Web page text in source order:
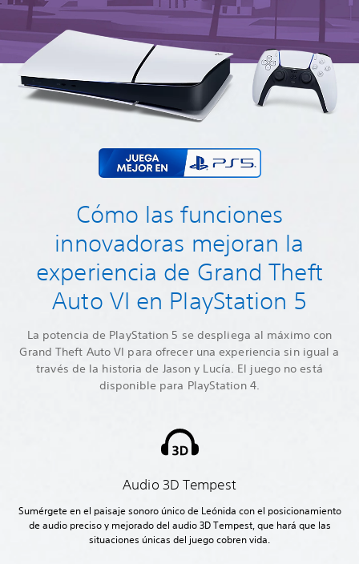
Cómo las funciones
innovadoras mejoran la
experiencia de Grand Theft
Auto VI en PlayStation 5
La potencia de PlayStation 5 se despliega al máximo con
Grand Theft Auto VI para ofrecer una experiencia sin igual a
través de la historia de Jason y Lucía. El juego no está
disponible para PlayStation 4.
Audio 3D Tempest
Sumérgete en el paisaje sonoro único de Leónida con el posicionamiento
de audio preciso y mejorado del audio 3D Tempest, que hará que las
situaciones únicas del juego cobren vida.